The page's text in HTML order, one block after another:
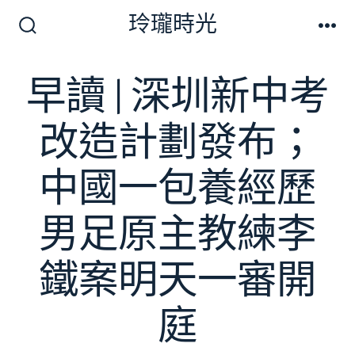
切
換
開
關
玲瓏時光
早讀 | 深圳新中考
改造計劃發布；
中國一包養經歷
男足原主教練李
鐵案明天一審開
庭